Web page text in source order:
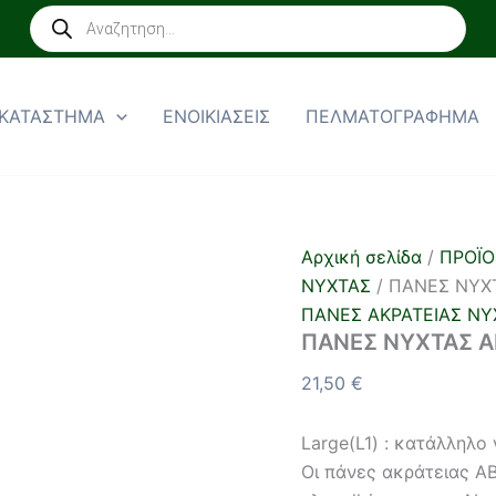
Products
search
ΚΑΤΑΣΤΗΜΑ ΕΝΟΙΚΙΑΣΕΙΣ ΠΕΛΜΑΤΟΓΡΑΦΗΜΑ
Αρχική σελίδα /
ΝΥΧΤΑΣ / ΠΑΝΕΣ
ΠΑΝΕΣ ΑΚΡΑΤΕΙΑΣ
ΠΑΝΕΣ ΝΥΧΤΑΣ
21,50 €
Large(L1) : κατάλληλο
Οι πάνες ακράτειας
ΠΑΝΕΣ
ABENA
(26τμχ)